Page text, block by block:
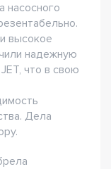
насосного
высокое
надежную
что в свою
Дела